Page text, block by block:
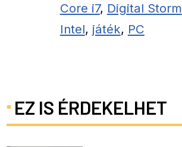
Core i7, Digital Storm
Intel, játék, PC
EZ IS ÉRDEKELHET